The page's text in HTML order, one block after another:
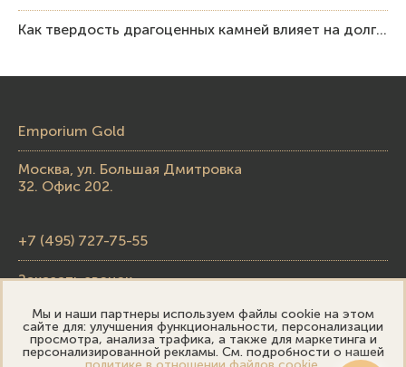
Как твердость драгоценных камней влияет на долговечность ювелирных изделий
Emporium Gold
Москва, ул. Большая Дмитровка
32. Офис 202.
+7 (495) 727-75-55
Заказать звонок
skupka@emporiumgold.com
sale@emporiumgold.com
Мы и наши партнеры используем файлы cookie на этом
сайте для: улучшения функциональности, персонализации
просмотра, анализа трафика, а также для маркетинга и
персонализированной рекламы. См. подробности о нашей